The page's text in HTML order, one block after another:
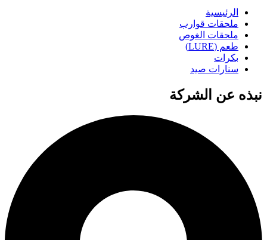
الرئيسية
ملحقات قوارب
ملحقات الغوص
طعم (LURE)
بكرات
سنارات صيد
نبذه عن الشركة